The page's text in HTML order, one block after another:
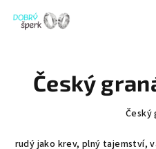
obsah
Český
Český
rudý jako krev, plný tajemství,